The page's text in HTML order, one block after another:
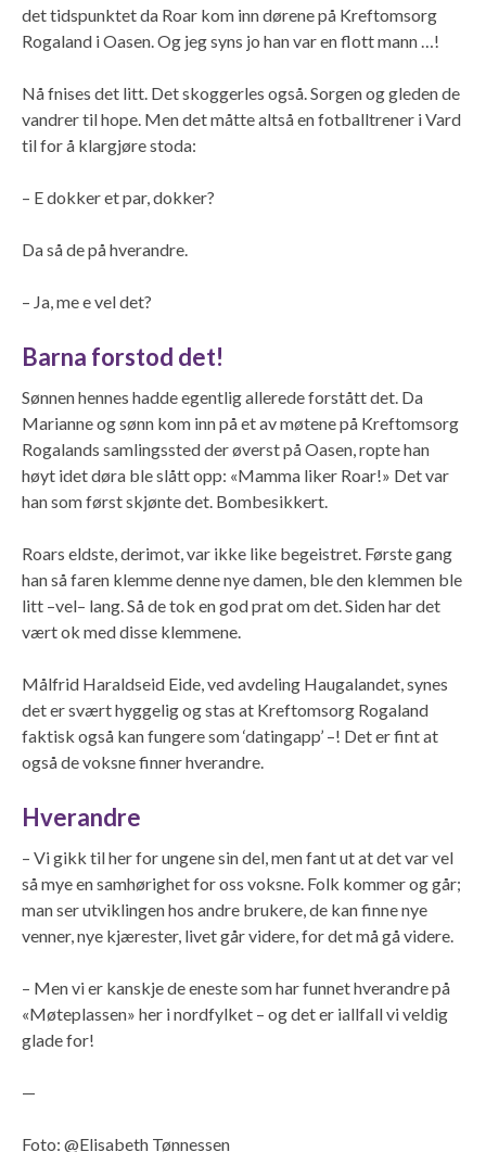
det tidspunktet da Roar kom inn dørene på Kreftomsorg
Rogaland i Oasen. Og jeg syns jo han var en flott mann …!
Nå fnises det litt. Det skoggerles også. Sorgen og gleden de
vandrer til hope. Men det måtte altså en fotballtrener i Vard
til for å klargjøre stoda:
– E dokker et par, dokker?
Da så de på hverandre.
– Ja, me e vel det?
Barna forstod det!
Sønnen hennes hadde egentlig allerede forstått det. Da
Marianne og sønn kom inn på et av møtene på Kreftomsorg
Rogalands samlingssted der øverst på Oasen, ropte han
høyt idet døra ble slått opp: «Mamma liker Roar!» Det var
han som først skjønte det. Bombesikkert.
Roars eldste, derimot, var ikke like begeistret. Første gang
han så faren klemme denne nye damen, ble den klemmen ble
litt –vel– lang. Så de tok en god prat om det. Siden har det
vært ok med disse klemmene.
Målfrid Haraldseid Eide, ved avdeling Haugalandet, synes
det er svært hyggelig og stas at Kreftomsorg Rogaland
faktisk også kan fungere som ‘datingapp’ –! Det er fint at
også de voksne finner hverandre.
Hverandre
– Vi gikk til her for ungene sin del, men fant ut at det var vel
så mye en samhørighet for oss voksne. Folk kommer og går;
man ser utviklingen hos andre brukere, de kan finne nye
venner, nye kjærester, livet går videre, for det må gå videre.
– Men vi er kanskje de eneste som har funnet hverandre på
«Møteplassen» her i nordfylket – og det er iallfall vi veldig
glade for!
—
Foto: @Elisabeth Tønnessen